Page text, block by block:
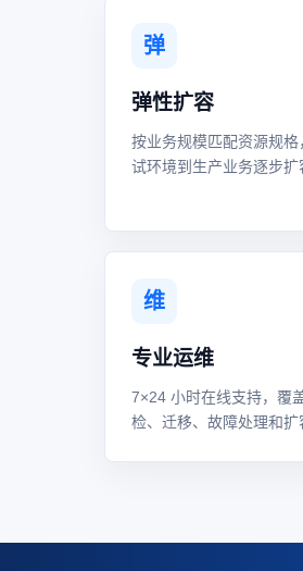
弹
弹性扩容
按业务规模匹配资源规格
试环境到生产业务逐步扩
维
专业运维
7×24 小时在线支持，覆
检、迁移、故障处理和扩